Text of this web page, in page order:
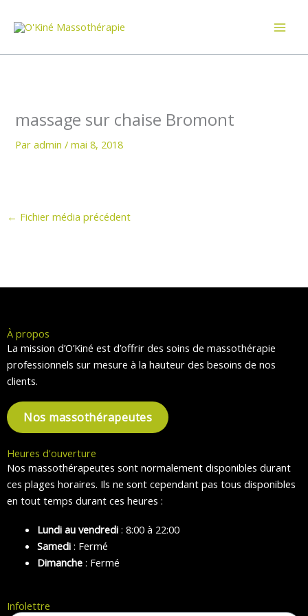
massage sur chaise Bromont
Paradmin/mai 8, 2018
← Fichier média précédent
À propos
La mission d’O’Kiné est d’offrir des soins de massothérapie
professionnels sur mesure à la hauteur des besoins de nos
clients.
Nos massothérapeutes
Heures d'ouverture
Nos massothérapeutes sont normalement disponibles durant
ces plages horaires. Ils ne sont cependant pas tous disponibles
en tout temps durant ces heures :
Lundi au vendredi: 8:00 à 22:00
Samedi: Fermé
Dimanche: Fermé
Infolettre